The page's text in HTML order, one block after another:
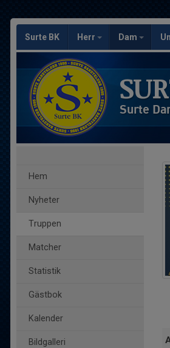
Surte BK Herr Dam
Surte
Hem
Nyheter
Truppen
Matcher
Statistik
Gästbok
Kalender
Bildgalleri